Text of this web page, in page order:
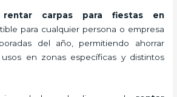
rentar carpas para fiestas
en
para cualquier persona o empresa
del año, permitiendo ahorrar
en zonas específicas y distintos